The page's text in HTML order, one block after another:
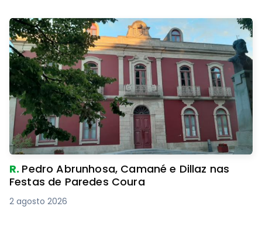
R. Pedro Abrunhosa, Camané e Dillaz nas
Festas de Paredes Coura
2 agosto 2026